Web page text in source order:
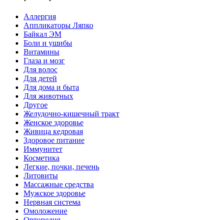
Аллергия
Аппликаторы Ляпко
Байкал ЭМ
Боли и ушибы
Витамины
Глаза и мозг
Для волос
Для детей
Для дома и быта
Для животных
Другое
Желудочно-кишечный тракт
Женское здоровье
Живица кедровая
Здоровое питание
Иммунитет
Косметика
Легкие, почки, печень
Литовиты
Массажные средства
Мужское здоровье
Нервная система
Омоложение